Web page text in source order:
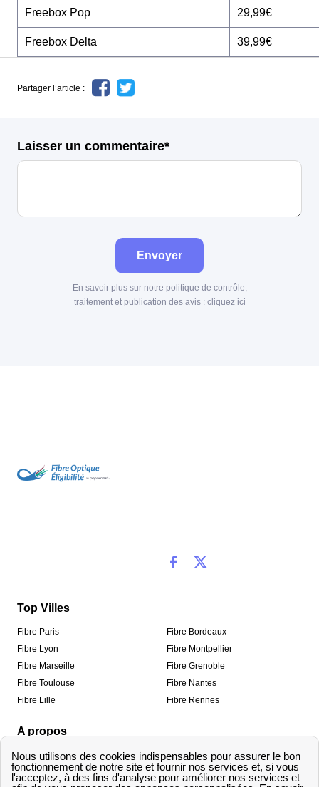
Freebox Pop 29,99€
Freebox Delta 39,99€
Partager l’article :
Laisser un commentaire*
Envoyer
En savoir plus sur notre politique de contrôle,
traitement et publication des avis : cliquez ici
Top Villes
Fibre Paris
Fibre Lyon
Fibre Marseille
Fibre Toulouse
Fibre Lille
Fibre Bordeaux
Fibre Montpellier
Fibre Grenoble
Fibre Nantes
Fibre Rennes
A propos
Qui sommes-nous ?
Informations de contact
Mentions légales
Traitement des avis